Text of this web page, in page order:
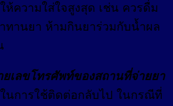
ห้ความใส่ใจสูงสุด เช่น ควรดื่ม
ทานยา ห้ามกินยาร่วมกับน้ำผล
เลขโทรศัพท์ของสถานที่จ่ายยา
นการใช้ติดต่อกลับไป ในกรณีที่